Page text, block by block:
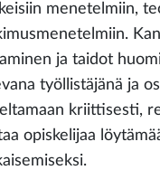
menetelmiin,
ja taidot
työllistäjänä ja
kriittisesti,
opiskelijaa